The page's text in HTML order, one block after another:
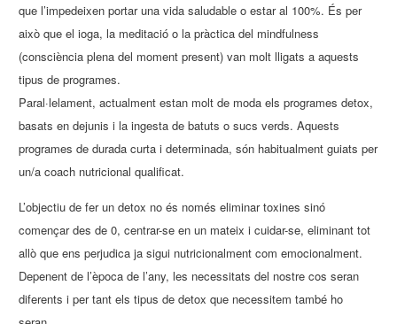
que l’impedeixen portar una vida saludable o estar al 100%. És per
això que el ioga, la meditació o la pràctica del mindfulness
(consciència plena del moment present) van molt lligats a aquests
tipus de programes.
Paral·lelament, actualment estan molt de moda els programes detox,
basats en dejunis i la ingesta de batuts o sucs verds. Aquests
programes de durada curta i determinada, són habitualment guiats per
un/a coach nutricional qualificat.
L’objectiu de fer un detox no és només eliminar toxines sinó
començar des de 0, centrar-se en un mateix i cuidar-se, eliminant tot
allò que ens perjudica ja sigui nutricionalment com emocionalment.
Depenent de l’època de l’any, les necessitats del nostre cos seran
diferents i per tant els tipus de detox que necessitem també ho